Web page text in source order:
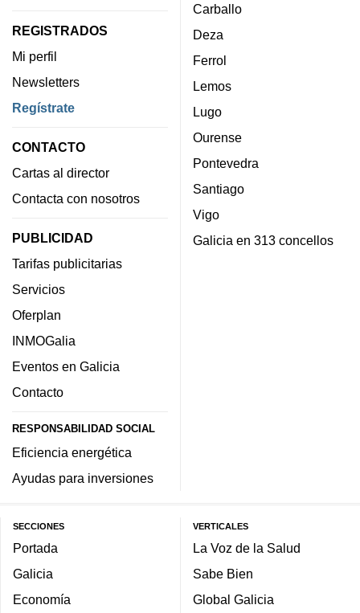
REGISTRADOS
Mi perfil
Newsletters
Regístrate
CONTACTO
Cartas al director
Contacta con nosotros
PUBLICIDAD
Tarifas publicitarias
Servicios
Oferplan
INMOGalia
Eventos en Galicia
Contacto
RESPONSABILIDAD SOCIAL
Eficiencia energética
Ayudas para inversiones
Carballo
Deza
Ferrol
Lemos
Lugo
Ourense
Pontevedra
Santiago
Vigo
Galicia en 313 concellos
SECCIONES
Portada
Galicia
Economía
VERTICALES
La Voz de la Salud
Sabe Bien
Global Galicia